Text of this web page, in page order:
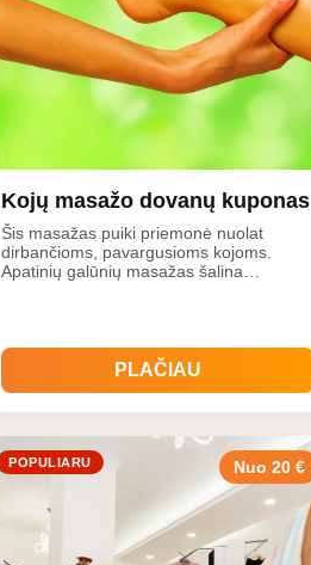
Kojų masažo dovanų kuponas
Šis masažas puiki priemonė nuolat
dirbančioms, pavargusioms kojoms.
Apatinių galūnių masažas šalina
Kojų masažas sustiprins Jūsų kaulus,
paskatins limfos tekėjimą, kraujo apytaką
PLAČIAU
POPULIARU Nuo 20 €